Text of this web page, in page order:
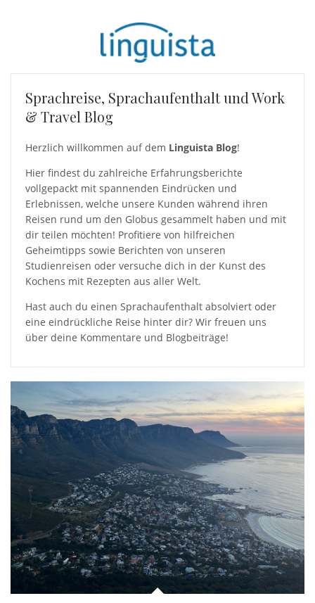
Sprachreise, Sprachaufenthalt und Work
& Travel Blog
Herzlich willkommen auf dem Linguista Blog!
Hier findest du zahlreiche Erfahrungsberichte
vollgepackt mit spannenden Eindrücken und
Erlebnissen, welche unsere Kunden während ihren
Reisen rund um den Globus gesammelt haben und mit
dir teilen möchten! Profitiere von hilfreichen
Geheimtipps sowie Berichten von unseren
Studienreisen oder versuche dich in der Kunst des
Kochens mit Rezepten aus aller Welt.
Hast auch du einen Sprachaufenthalt absolviert oder
eine eindrückliche Reise hinter dir? Wir freuen uns
über deine Kommentare und Blogbeiträge!